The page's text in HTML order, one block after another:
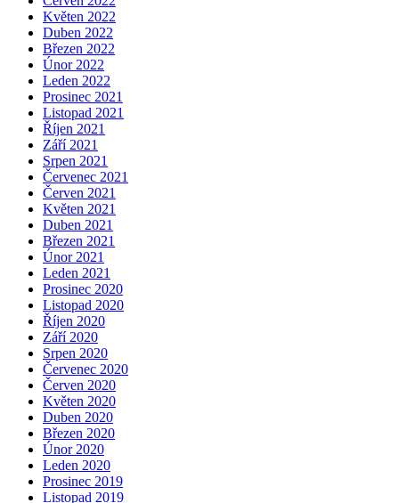
Květen 2022
Duben 2022
Březen 2022
Únor 2022
Leden 2022
Prosinec 2021
Listopad 2021
Říjen 2021
Září 2021
Srpen 2021
Červenec 2021
Červen 2021
Květen 2021
Duben 2021
Březen 2021
Únor 2021
Leden 2021
Prosinec 2020
Listopad 2020
Říjen 2020
Září 2020
Srpen 2020
Červenec 2020
Červen 2020
Květen 2020
Duben 2020
Březen 2020
Únor 2020
Leden 2020
Prosinec 2019
Listopad 2019